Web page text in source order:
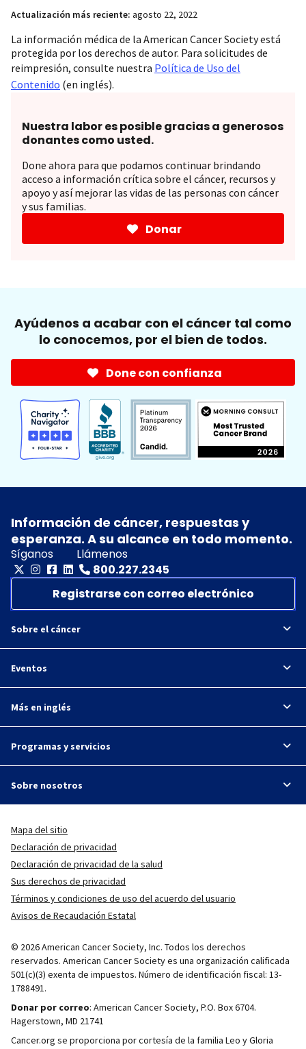
Actualización más reciente: agosto 22, 2022
La información médica de la American Cancer Society está
protegida por los derechos de autor. Para solicitudes de
reimpresión, consulte nuestra Política de Uso del
Contenido (en inglés).
Nuestra labor es posible gracias a generosos
donantes como usted.
Done ahora para que podamos continuar brindando
acceso a información crítica sobre el cáncer, recursos y
apoyo y así mejorar las vidas de las personas con cáncer
y sus familias.
Donar
Ayúdenos a acabar con el cáncer tal como
lo conocemos, por el bien de todos.
Done con confianza
Información de cáncer, respuestas y
esperanza. A su alcance en todo momento.
Síganos
Llámenos
800.227.2345
Registrarse con correo electrónico
Sobre el cáncer
Eventos
Más en inglés
Programas y servicios
Sobre nosotros
Mapa del sitio
Declaración de privacidad
Declaración de privacidad de la salud
Sus derechos de privacidad
Términos y condiciones de uso del acuerdo del usuario
Avisos de Recaudación Estatal
© 2026 American Cancer Society, Inc. Todos los derechos
reservados. American Cancer Society es una organización calificada
501(c)(3) exenta de impuestos. Número de identificación fiscal: 13-
1788491.
Donar por correo: American Cancer Society, P.O. Box 6704.
Hagerstown, MD 21741
Cancer.org se proporciona por cortesía de la familia Leo y Gloria